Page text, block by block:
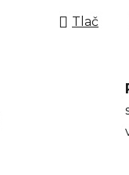
Tlač